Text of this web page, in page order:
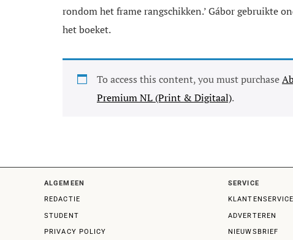
rondom het frame rangschikken.’ Gábor gebruikte
het boeket.
To access this content, you must purchase
Premium NL (Print & Digitaal).
ALGEMEEN
REDACTIE
STUDENT
PRIVACY POLICY
SERVICE
KLANTENSERVICE
ADVERTEREN
NIEUWSBRIEF